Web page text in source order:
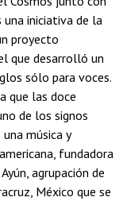
una iniciativa de la
proyecto
que desarrolló un
sólo para voces.
que las doce
de los signos
música y
fundadora
agrupación de
México que se